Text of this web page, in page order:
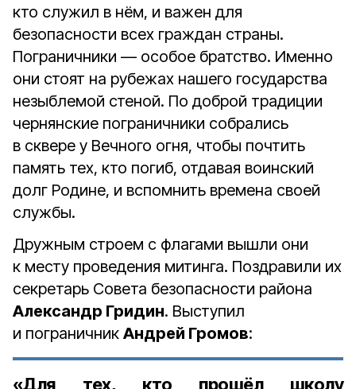
кто служил в нём, и важен для
безопасности всех граждан страны.
Пограничники — особое братство. Именно
они стоят на рубежах нашего государства
незыблемой стеной. По доброй традиции
чернянские пограничники собрались
в сквере у Вечного огня, чтобы почтить
память тех, кто погиб, отдавая воинский
долг Родине, и вспомнить времена своей
службы.
Дружным строем с флагами вышли они
к месту проведения митинга. Поздравили их
секретарь Совета безопасности района
Александр Гридин. Выступил
и пограничник Андрей Громов:
«Для тех, кто прошёл школу